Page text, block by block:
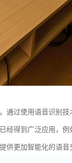
通过使用语音识别
经得到广泛应用，
供更加智能化的语音